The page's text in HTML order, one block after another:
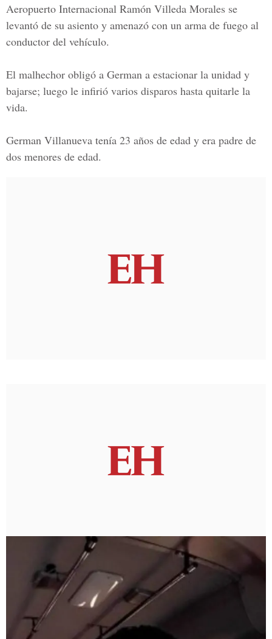
Aeropuerto Internacional Ramón Villeda Morales se
levantó de su asiento y amenazó con un arma de fuego al
conductor del vehículo.
El malhechor obligó a German a estacionar la unidad y
bajarse; luego le infirió varios disparos hasta quitarle la
vida.
German Villanueva tenía 23 años de edad y era padre de
dos menores de edad.